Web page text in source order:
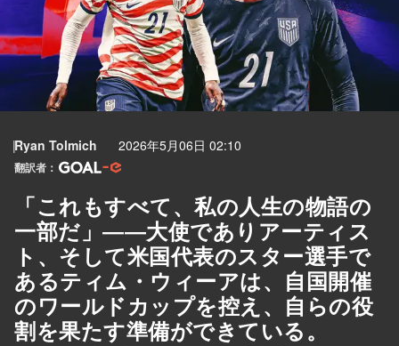
Ryan Tolmich 2026年5月06日 02:10
翻訳者：
「これもすべて、私の人生の物語の
一部だ」――大使でありアーティス
ト、そして米国代表のスター選手で
あるティム・ウィーアは、自国開催
のワールドカップを控え、自らの役
割を果たす準備ができている。